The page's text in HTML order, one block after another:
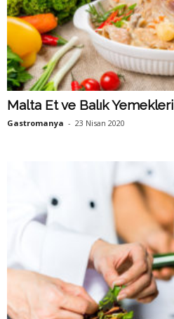
Malta Et ve Balık Yemekleri
Gastromanya - 23 Nisan 2020